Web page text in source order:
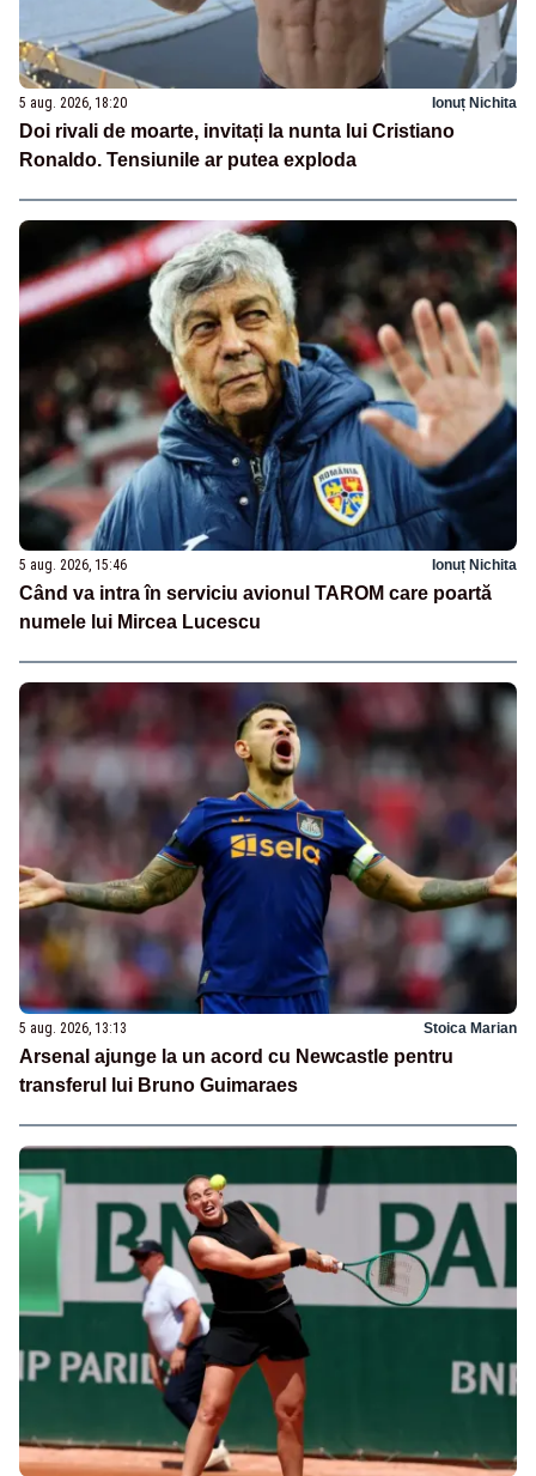
5 aug. 2026, 18:20 Ionuț Nichita
Doi rivali de moarte, invitați la nunta lui Cristiano
Ronaldo. Tensiunile ar putea exploda
5 aug. 2026, 15:46 Ionuț Nichita
Când va intra în serviciu avionul TAROM care poartă
numele lui Mircea Lucescu
5 aug. 2026, 13:13 Stoica Marian
Arsenal ajunge la un acord cu Newcastle pentru
transferul lui Bruno Guimaraes